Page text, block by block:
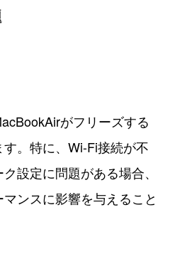
がフリーズする
。特に、Wi-Fi接続が不
設定に問題がある場合、
ンスに影響を与えること